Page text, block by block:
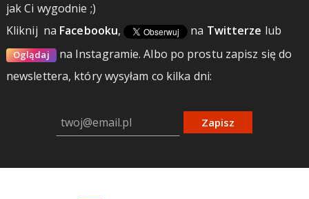
jak Ci wygodnie ;)
Kliknij na Facebooku, na Twitterze lub
Oglądaj na Instagramie.Albo po prostu zapisz się do
newslettera, który wysyłam co kilka dni:
Zapisz